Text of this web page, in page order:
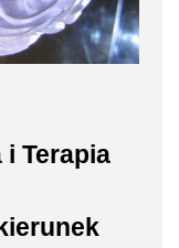
Terapia